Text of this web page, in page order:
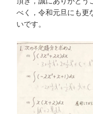
べく，令和元旦にも更
いです。